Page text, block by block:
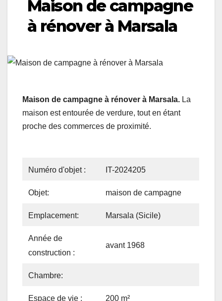
Maison de campagne
à rénover à Marsala
Maison de campagne à rénover à Marsala. La
maison est entourée de verdure, tout en étant
proche des commerces de proximité.
Numéro d'objet : IT-2024205
Objet: maison de campagne
Emplacement: Marsala (Sicile)
Année de
construction :
avant 1968
Chambre:
Espace de vie : 200 m²